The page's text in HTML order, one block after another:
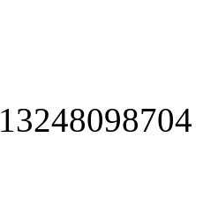
13248098704